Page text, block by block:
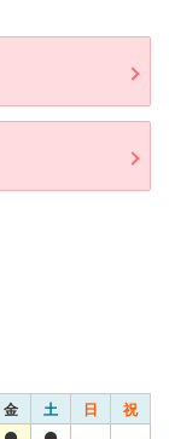
金 土 日 祝